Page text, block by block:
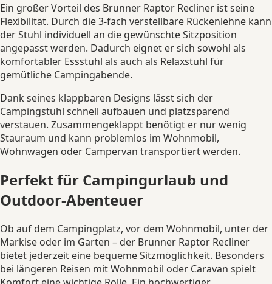
Ein großer Vorteil des Brunner Raptor Recliner ist seine
Flexibilität. Durch die 3-fach verstellbare Rückenlehne kann
der Stuhl individuell an die gewünschte Sitzposition
angepasst werden. Dadurch eignet er sich sowohl als
komfortabler Essstuhl als auch als Relaxstuhl für
gemütliche Campingabende.
Dank seines klappbaren Designs lässt sich der
Campingstuhl schnell aufbauen und platzsparend
verstauen. Zusammengeklappt benötigt er nur wenig
Stauraum und kann problemlos im Wohnmobil,
Wohnwagen oder Campervan transportiert werden.
Perfekt für Campingurlaub und
Outdoor-Abenteuer
Ob auf dem Campingplatz, vor dem Wohnmobil, unter der
Markise oder im Garten – der Brunner Raptor Recliner
bietet jederzeit eine bequeme Sitzmöglichkeit. Besonders
bei längeren Reisen mit Wohnmobil oder Caravan spielt